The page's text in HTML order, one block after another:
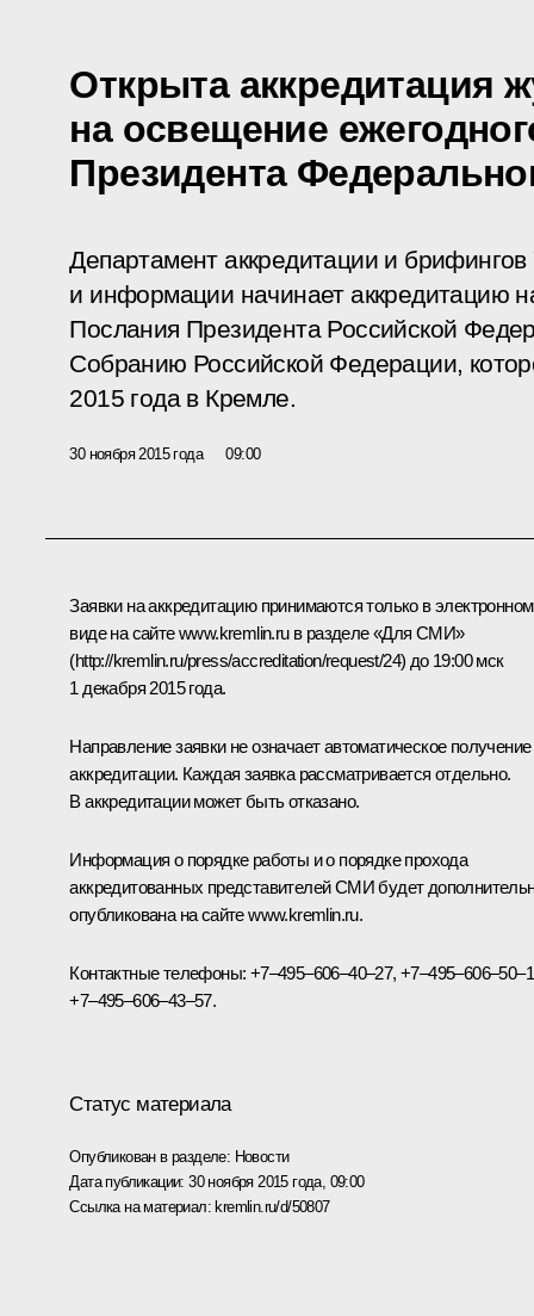
Открыта аккредитация
на освещение
Президента
Департамент аккредитации и
и информации начинает аккредитацию
Послания Президента Российской
Собранию Российской Федерации,
2015 года в Кремле.
30 ноября 2015 года 09:00
Заявки на аккредитацию принимаются только в электронном
виде на сайтеwww.kremlin.ruв разделе «Для СМИ»
(http://kremlin.ru/press/accreditation/request/24) до 19:00 мск
1 декабря 2015 года.
Направление заявки не означает автоматическое получение
аккредитации. Каждая заявка рассматривается отдельно.
В аккредитации может быть отказано.
Информация о порядке работы и о порядке прохода
аккредитованных представителей СМИ будет
опубликована на сайтеwww.kremlin.ru.
Контактные телефоны: +7–495–606–40–27,
+7–495–606–43–57.
Статус материала
Опубликован в разделе: Новости
Дата публикации:30 ноября 2015 года, 09:00
Ссылка на материал: kremlin.ru/d/50807